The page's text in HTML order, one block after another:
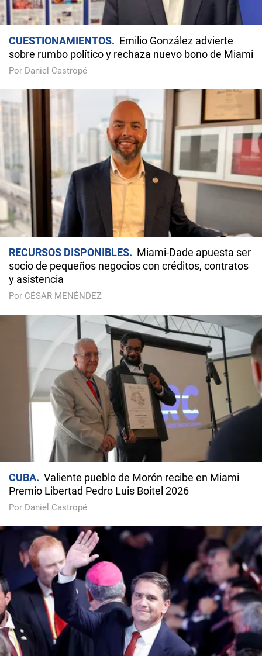
CUESTIONAMIENTOS
Emilio González advierte
sobre rumbo político y rechaza nuevo bono de Miami
Por Daniel Castropé
RECURSOS DISPONIBLES
Miami-Dade apuesta ser
socio de pequeños negocios con créditos, contratos
y asistencia
Por CÉSAR MENÉNDEZ
CUBA
Valiente pueblo de Morón recibe en Miami
Premio Libertad Pedro Luis Boitel 2026
Por Daniel Castropé